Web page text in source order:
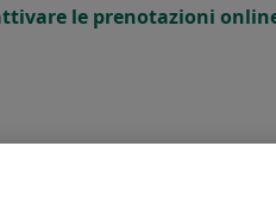
le prenotazioni